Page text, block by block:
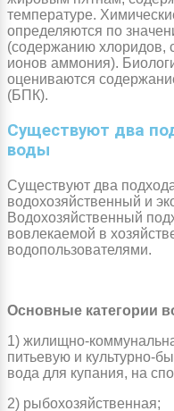
температуре.
определяются по
(содержанию хлоридов,
ионов аммония).
оцениваются
(БПК).
Существуют два
воды
Существуют два
водохозяйственный и
Водохозяйственный
вовлекаемой в
водопользователями.
Основные категории
1) жилищно-
питьевую и культурно-
вода для купания, на
2) рыбохозяйственная;